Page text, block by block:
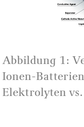
Abbildung 1:
Ionen-
Elektrolyten